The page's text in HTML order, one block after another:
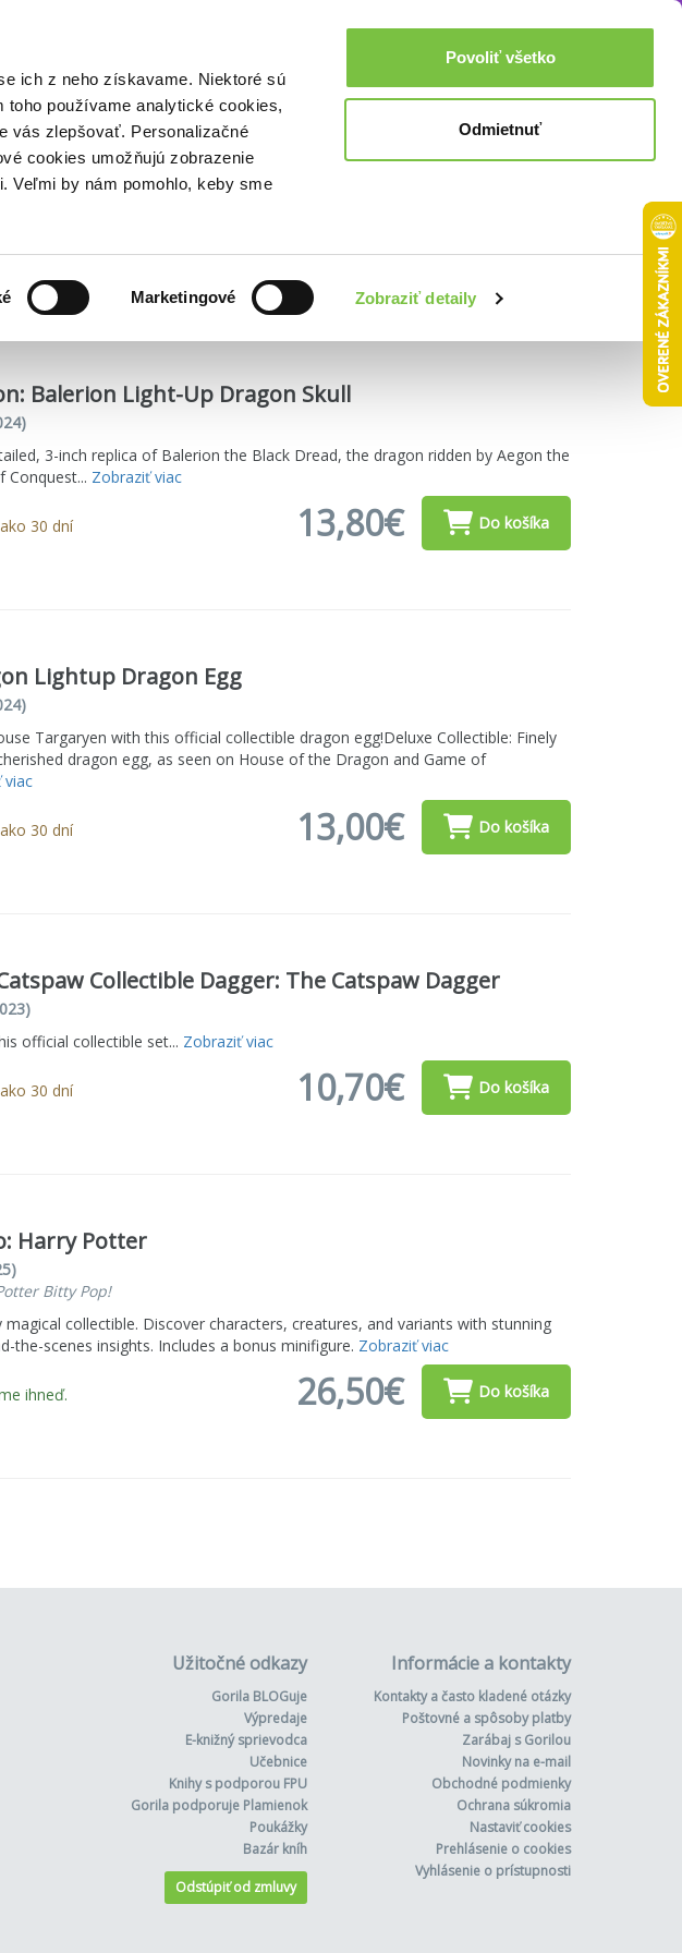
ich z neho získavame. Niektoré sú
toho používame analytické cookies,
vás zlepšovať. Personalizačné
cookies umožňujú zobrazenie
Veľmi by nám pomohlo, keby sme
Marketingové Zobraziť detaily
Povoliť všetko
Odmietnuť
Prihlásenie 0,00€
Akcie a zľavy
Zoradiť podľa:
Balerion Light-Up Dragon Skull
3-inch replica of Balerion the Black Dread, the dragon ridden by Aegon the
Conquest... Zobraziť viac
30 dní 13,80€ Do košíka
Lightup Dragon Egg
Targaryen with this official collectible dragon egg!Deluxe Collectible: Finely
dragon egg, as seen on House of the Dragon and Game of
viac
30 dní 13,00€ Do košíka
Collectible Dagger: The Catspaw Dagger
official collectible set... Zobraziť viac
30 dní 10,70€ Do košíka
Harry Potter
Bitty Pop!
collectible. Discover characters, creatures, and variants with stunning
the-scenes insights. Includes a bonus minifigure. Zobraziť viac
ihneď. 26,50€ Do košíka
Užitočné odkazy
Gorila BLOGuje
Výpredaje
E-knižný sprievodca
Učebnice
Knihy s podporou FPU
Gorila podporuje Plamienok
Poukážky
Bazár kníh
Odstúpiť od zmluvy
Informácie a kontakty
Kontakty a často kladené otázky
Poštovné a spôsoby platby
Zarábaj s Gorilou
Novinky na e-mail
Obchodné podmienky
Ochrana súkromia
Nastaviť cookies
Prehlásenie o cookies
Vyhlásenie o prístupnosti